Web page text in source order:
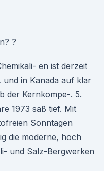
?
en ist derzeit
in Kanada auf klar
der Kernkompe-. 5.
1973 saß tief. Mit
Sonntagen
die moderne, hoch
und Salz-Bergwerken